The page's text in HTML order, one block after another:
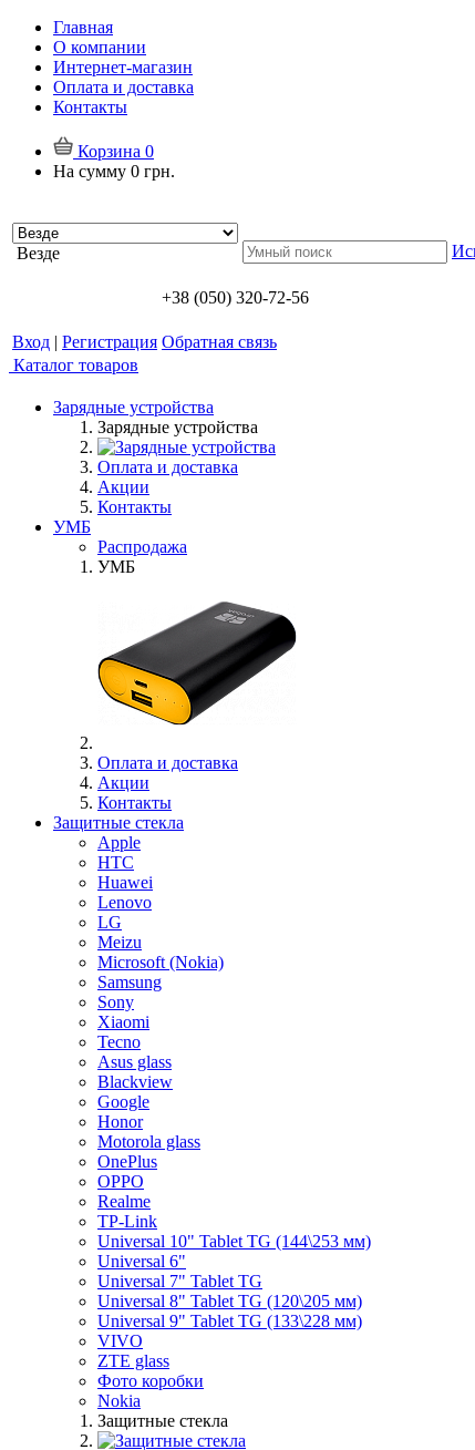
Главная
О компании
Интернет-магазин
Оплата и доставка
Контакты
Корзина 0
На сумму 0 грн.
Везде
+38 (050) 320-72-56
Вход | Регистрация Обратная связь
Каталог товаров
Зарядные устройства
Зарядные устройства
Оплата и доставка
Акции
Контакты
УМБ
Распродажа
УМБ
Оплата и доставка
Акции
Контакты
Защитные стекла
Apple
HTC
Huawei
Lenovo
LG
Meizu
Microsoft (Nokia)
Samsung
Sony
Xiaomi
Tecno
Asus glass
Blackview
Google
Honor
Motorola glass
OnePlus
OPPO
Realme
TP-Link
Universal 10" Tablet TG (144\253 мм)
Universal 6"
Universal 7" Tablet TG
Universal 8" Tablet TG (120\205 мм)
Universal 9" Tablet TG (133\228 мм)
VIVO
ZTE glass
Фото коробки
Nokia
Защитные стекла